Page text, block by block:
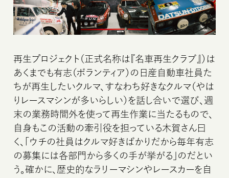
再生プロジェクト（正式名称は『名車再生クラブ』）は
あくまでも有志（ボランティア）の日産自動車社員た
ちが再生したいクルマ、すなわち好きなクルマ（やは
りレースマシンが多いらしい）を話し合いで選び、週
末の業務時間外を使って再生作業に当たるもので、
自身もこの活動の牽引役を担っている木賀さん曰
く、「ウチの社員はクルマ好きばかりだから毎年有志
の募集には各部門から多くの手が挙がる」のだとい
う。確かに、歴史的なラリーマシンやレースカーを自